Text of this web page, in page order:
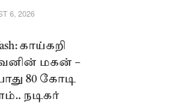
6, 2026
காய்கறி
மகன் –
80 கோடி
நடிகர்